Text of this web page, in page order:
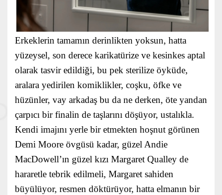
Erkeklerin tamamın derinlikten yoksun, hatta
yüzeysel, son derece karikatürize ve kesinkes aptal
olarak tasvir edildiği, bu pek sterilize öyküde,
aralara yedirilen komiklikler, coşku, öfke ve
hüzünler, vay arkadaş bu da ne derken, öte yandan
çarpıcı bir finalin de taşlarını döşüyor, ustalıkla.
Kendi imajını yerle bir etmekten hoşnut görünen
Demi Moore övgüsü kadar, güzel Andie
MacDowell’ın güzel kızı Margaret Qualley de
hararetle tebrik edilmeli, Margaret sahiden
büyülüyor, resmen döktürüyor, hatta elmanın bir